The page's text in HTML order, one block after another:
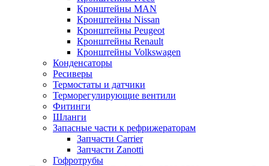
Кронштейны MAN
Кронштейны Nissan
Кронштейны Peugeot
Кронштейны Renault
Кронштейны Volkswagen
Конденсаторы
Ресиверы
Термостаты и датчики
Терморегулирующие вентили
Фитинги
Шланги
Запасные части к рефрижераторам
Запчасти Carrier
Запчасти Zanotti
Гофротрубы